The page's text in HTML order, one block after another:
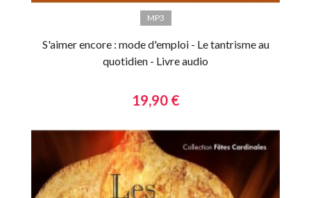
MP3
S'aimer encore : mode d'emploi - Le tantrisme au
quotidien - Livre audio
19,90 €